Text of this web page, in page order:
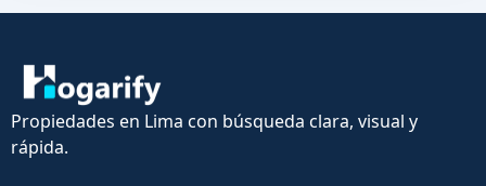
Propiedades en Lima con búsqueda clara, visual y
rápida.